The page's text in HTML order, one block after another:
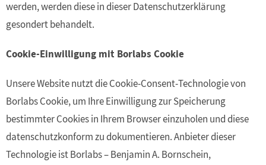
werden, werden diese in dieser Datenschutzerklärung
gesondert behandelt.
Cookie-Einwilligung mit Borlabs Cookie
Unsere Website nutzt die Cookie-Consent-Technologie von
Borlabs Cookie, um Ihre Einwilligung zur Speicherung
bestimmter Cookies in Ihrem Browser einzuholen und diese
datenschutzkonform zu dokumentieren. Anbieter dieser
Technologie ist Borlabs – Benjamin A. Bornschein,